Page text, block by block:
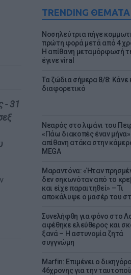
TRENDING ΘΕΜΑΤΑ
Νοσηλεύτρια πήγε
πρώτη φορά μετά από 4
Η απίθανη μεταμόρφωσή
έγινε viral
Τα ζώδια σήμερα 8/8: Κάνε
διαφορετικό
Νεαρός στο λιμάνι του
«Πάω διακοπές έναν μήνα»
απίθανη ατάκα στην
MEGA
Μαραντόνα: «Ήταν
δεν σηκωνόταν από το
και είχε παραιτηθεί» – Τι
αποκάλυψε ο μασέρ του
Συνελήφθη για φόνο στο
αφέθηκε ελεύθερος και
ξανά – Η αστυνομία ζητά
συγγνώμη
Marfin: Επιμένει ο
46χρονης για την
- 31